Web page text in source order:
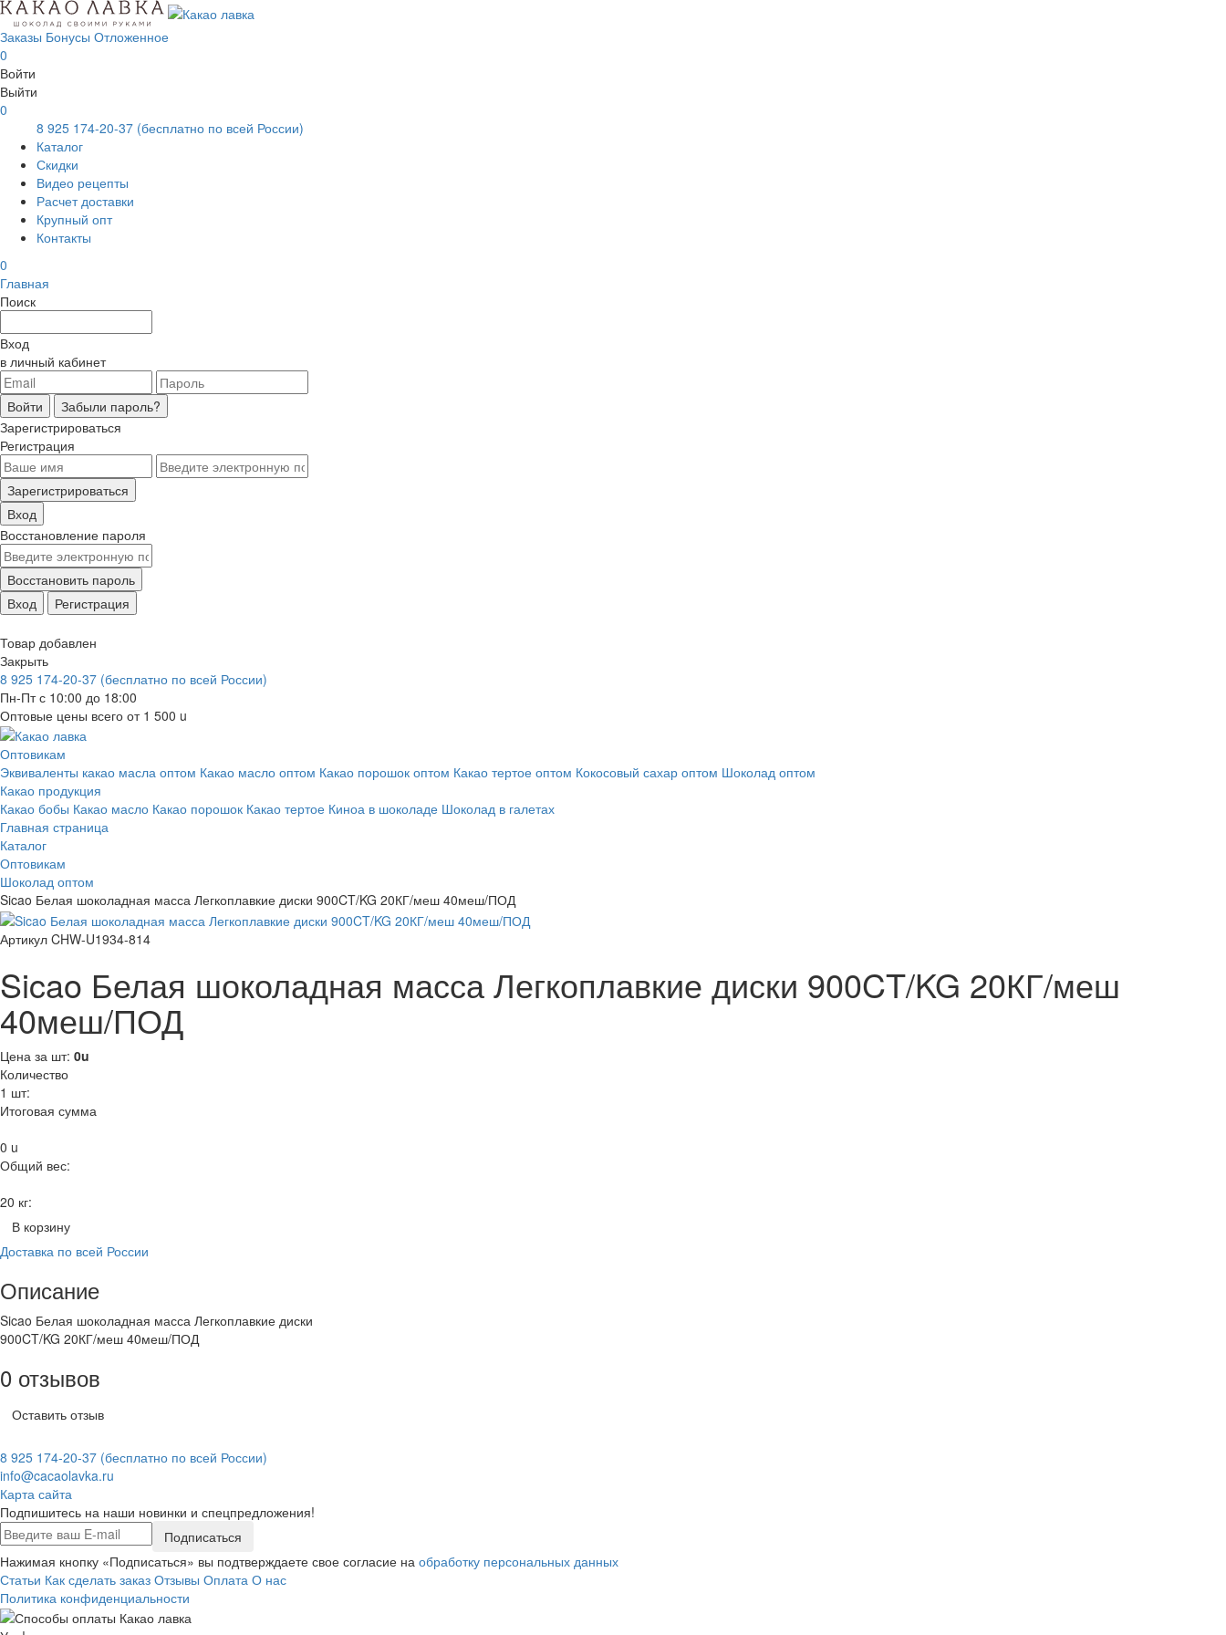
Заказы Бонусы Отложенное
0
Войти
Выйти
0
8 925 174-20-37 (бесплатно по всей России)
Каталог
Скидки
Видео рецепты
Расчет доставки
Крупный опт
Контакты
0
Главная
Поиск
Вход
в личный кабинет
Войти
Забыли пароль?
Зарегистрироваться
Регистрация
Зарегистрироваться
Вход
Восстановление пароля
Восстановить пароль
Вход
Регистрация
Товар добавлен
Закрыть
8 925 174-20-37 (бесплатно по всей России)
Пн-Пт с 10:00 до 18:00
Оптовые цены всего от 1 500 u
Оптовикам
Эквиваленты какао масла оптом Какао масло оптом Какао порошок оптом Какао тертое оптом Кокосовый сахар оптом Шоколад оптом
Какао продукция
Какао бобы Какао масло Какао порошок Какао тертое Киноа в шоколаде Шоколад в галетах
Главная страница
Каталог
Оптовикам
Шоколад оптом
Sicao Белая шоколадная масса Легкоплавкие диски 900CT/KG 20КГ/меш 40меш/ПОД
Артикул CHW-U1934-814
Sicao Белая шоколадная масса Легкоплавкие диски 900CT/KG 20КГ/меш
40меш/ПОД
Цена за шт: 0u
Количество
1 шт:
Итоговая сумма
0 u
Общий вес:
20 кг:
В корзину
Доставка по всей России
Описание
Sicao Белая шоколадная масса Легкоплавкие диски
900CT/KG 20КГ/меш 40меш/ПОД
0 отзывов
Оставить отзыв
8 925 174-20-37 (бесплатно по всей России)
info@cacaolavka.ru
Карта сайта
Подпишитесь на наши новинки и спецпредложения!
Подписаться
Нажимая кнопку «Подписаться» вы подтверждаете свое согласие на обработку персональных данных
Статьи Как сделать заказ Отзывы Оплата О нас
Политика конфиденциальности